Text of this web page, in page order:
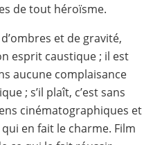
de tout héroïsme.
et de gravité,
esprit caustique ; il est
aucune complaisance
; s’il plaît, c’est sans
cinématographiques et
en fait le charme. Film